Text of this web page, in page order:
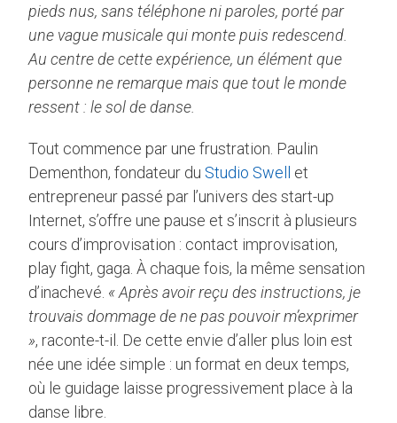
pieds nus, sans téléphone ni paroles, porté par
une vague musicale qui monte puis redescend.
Au centre de cette expérience, un élément que
personne ne remarque mais que tout le monde
ressent : le sol de danse.
Tout commence par une frustration. Paulin
Dementhon, fondateur du Studio Swell
et
entrepreneur passé par l’univers des start-up
Internet, s’offre une pause et s’inscrit à plusieurs
cours d’improvisation : contact improvisation,
play fight, gaga. À chaque fois, la même sensation
d’inachevé. « Après avoir reçu des instructions, je
trouvais dommage de ne pas pouvoir m’exprimer
», raconte-t-il. De cette envie d’aller plus loin est
née une idée simple : un format en deux temps,
où le guidage laisse progressivement place à la
danse libre.